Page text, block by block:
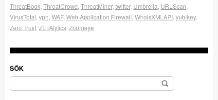
ThreatBook ThreatCrowd ThreatMiner, twitter, Umbrella URLScan
VirusTotal vpn WAF, Web Application Firewall WhoisXMLAPI yubikey,
Zero Trust ZETAlytics Zoomeye
SÖK
Sök
efter: